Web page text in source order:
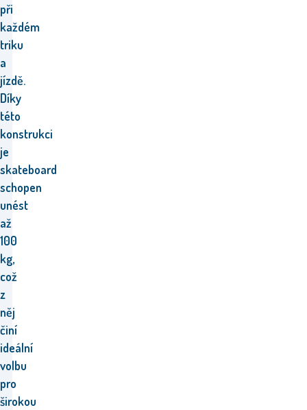
při
každém
triku
a
jízdě.
Díky
této
konstrukci
je
skateboard
schopen
unést
až
100
kg,
což
z
něj
činí
ideální
volbu
pro
širokou